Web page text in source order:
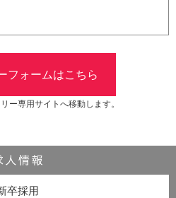
フォームはこちら
ー専用サイトへ移動します。
卒採用